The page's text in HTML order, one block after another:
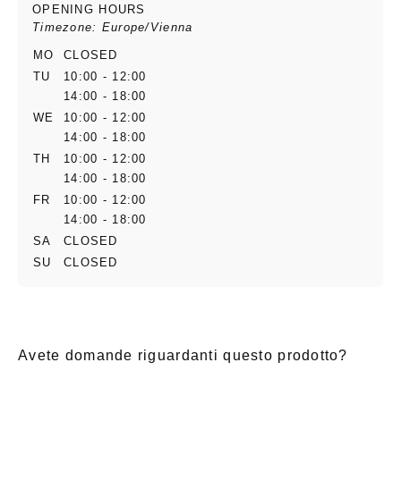
OPENING HOURS
Timezone: Europe/Vienna
MO
CLOSED
TU
10:00 - 12:00
14:00 - 18:00
WE
10:00 - 12:00
14:00 - 18:00
TH
10:00 - 12:00
14:00 - 18:00
FR
10:00 - 12:00
14:00 - 18:00
SA
CLOSED
SU
CLOSED
Avete domande riguardanti questo prodotto?